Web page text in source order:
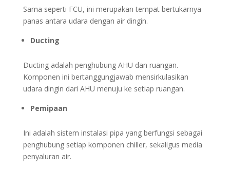
Sama seperti FCU, ini merupakan tempat bertukarnya
panas antara udara dengan air dingin.
Ducting
Ducting adalah penghubung AHU dan ruangan.
Komponen ini bertanggungjawab mensirkulasikan
udara dingin dari AHU menuju ke setiap ruangan.
Pemipaan
Ini adalah sistem instalasi pipa yang berfungsi sebagai
penghubung setiap komponen chiller, sekaligus media
penyaluran air.